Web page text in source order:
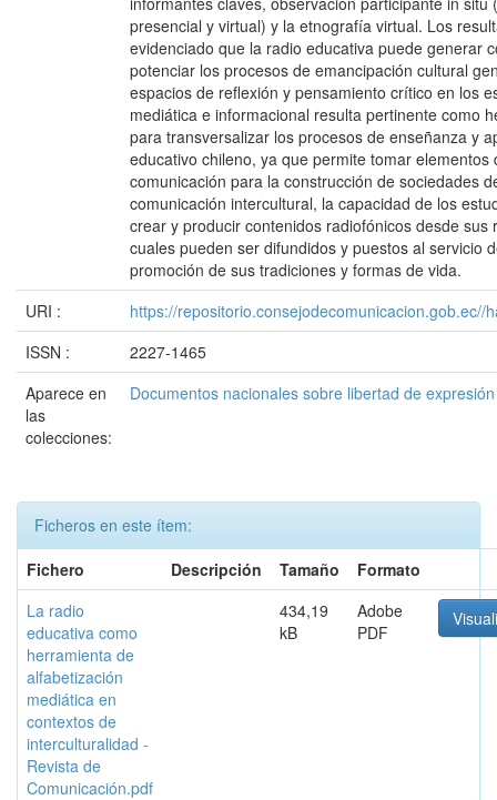
presencial y virtual) y la etnografía virtual. Los
evidenciado que la radio educativa puede generar
potenciar los procesos de emancipación cultural
espacios de reflexión y pensamiento crítico en los
mediática e informacional resulta pertinente como
para transversalizar los procesos de enseñanza y
educativo chileno, ya que permite tomar elementos
comunicación para la construcción de sociedades
comunicación intercultural, la capacidad de los
crear y producir contenidos radiofónicos desde sus
cuales pueden ser difundidos y puestos al servicio
promoción de sus tradiciones y formas de vida.
URI :
https://repositorio.consejodecomunicacion.gob.ec//
ISSN :
2227-1465
Aparece en
las
colecciones:
Documentos nacionales sobre libertad de
Ficheros en este ítem:
Fichero
Descripción Tamaño
Formato
La radio
educativa como
herramienta de
alfabetización
mediática en
contextos de
interculturalidad -
Revista de
Comunicación.pdf
434,19
kB
Adobe
PDF